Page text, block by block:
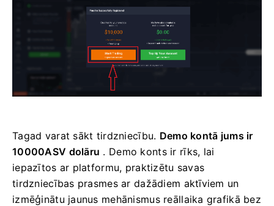
Tagad varat sākt tirdzniecību. Demo kontā jums ir
10000ASV dolāru . Demo konts ir rīks, lai
iepazītos ar platformu, praktizētu savas
tirdzniecības prasmes ar dažādiem aktīviem un
izmēģinātu jaunus mehānismus reāllaika grafikā bez